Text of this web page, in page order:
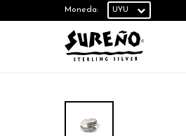
Moneda: